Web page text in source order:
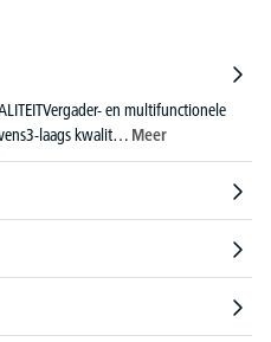
en multifunctionele
laags kwalit… Meer